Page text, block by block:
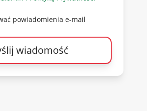
powiadomienia e-mail
wiadomość